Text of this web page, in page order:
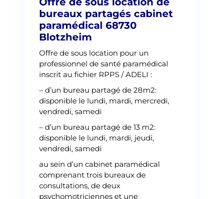
bureaux partagés cabinet
paramédical 68730
Blotzheim
Offre de sous location pour un
professionnel de santé paramédical
inscrit au fichier RPPS / ADELI :
– d’un bureau partagé de 28m2:
disponible le lundi, mardi, mercredi,
vendredi, samedi
– d’un bureau partagé de 13 m2:
disponible le lundi, mardi, jeudi,
vendredi, samedi
au sein d’un cabinet paramédical
comprenant trois bureaux de
consultations, de deux
psychomotriciennes et une